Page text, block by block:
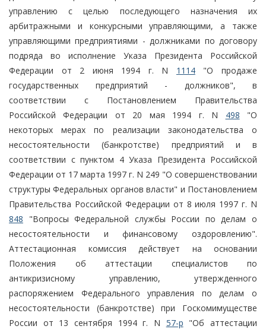
управлению с целью последующего назначения их
арбитражными и конкурсными управляющими, а также
управляющими предприятиями - должниками по договору
подряда во исполнение Указа Президента Российской
Федерации от 2 июня 1994 г. N 1114"О продаже
государственных предприятий - должников", в
соответствии с Постановлением Правительства
Российской Федерации от 20 мая 1994 г. N 498 "О
некоторых мерах по реализации законодательства о
несостоятельности (банкротстве) предприятий и в
соответствии с пунктом 4 Указа Президента Российской
Федерации от 17 марта 1997 г. N 249 "О совершенствовании
структуры Федеральных органов власти" и Постановлением
Правительства Российской Федерации от 8 июля 1997 г. N
848 "Вопросы Федеральной службы России по делам о
несостоятельности и финансовому оздоровлению".
Аттестационная комиссия действует на основании
Положения об аттестации специалистов по
антикризисному управлению, утвержденного
распоряжением Федерального управления по делам о
несостоятельности (банкротстве) при Госкомимуществе
России от 13 сентября 1994 г. N 57-р "Об аттестации